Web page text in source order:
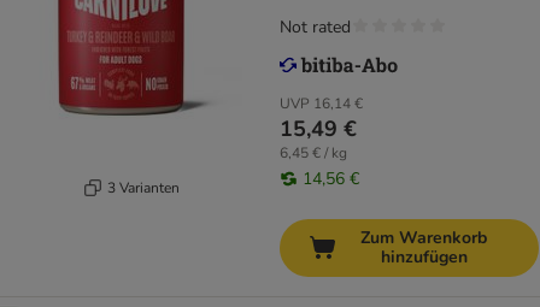
3 Varianten
UVP 16,14 €
15,49 €
6,45 € / kg
14,56 €
Not rated
Zum Warenkorb
hinzufügen